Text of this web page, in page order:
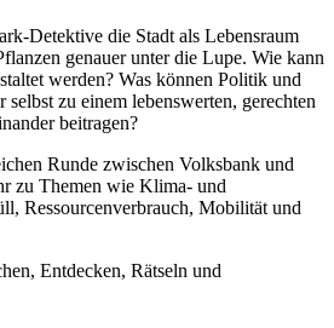
Detektive die Stadt als Lebensraum
genauer unter die Lupe. Wie kann
werden? Was können Politik und
selbst zu einem lebenswerten, gerechten
beitragen?
Runde zwischen Volksbank und
zu Themen wie Klima- und
Ressourcenverbrauch, Mobilität und
Entdecken, Rätseln und